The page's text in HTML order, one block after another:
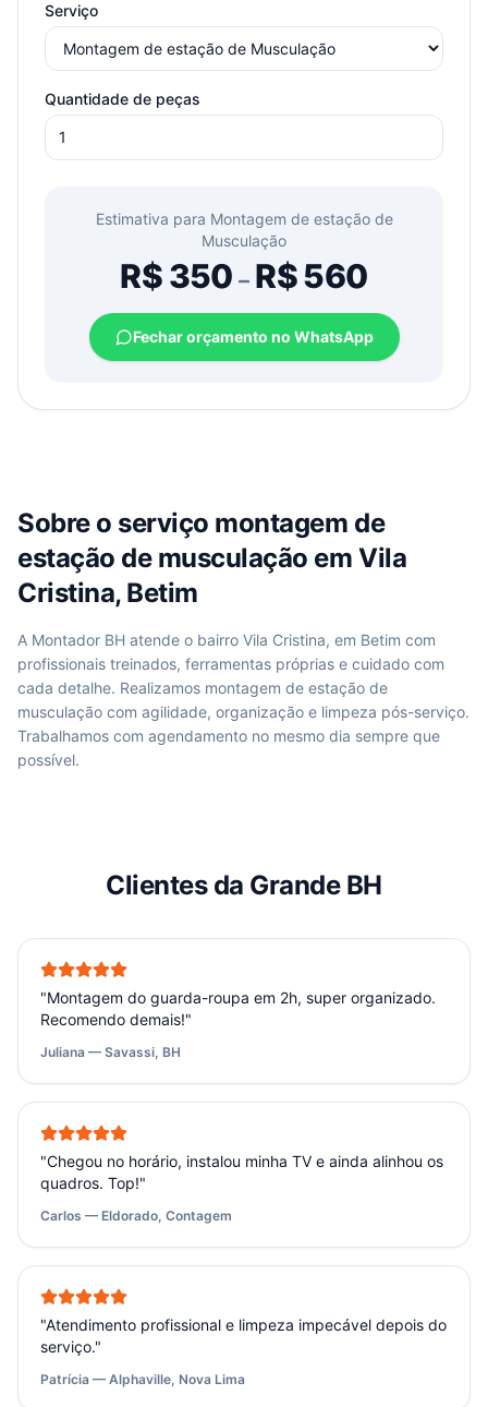
Serviço
Quantidade de peças
Estimativa para Montagem de estação de
Musculação
R$350 –R$560
Fechar orçamento no WhatsApp
Sobre o serviço montagem de
estação de musculação emVila
Cristina, Betim
A Montador BH atende o bairro Vila Cristina, em Betim com
profissionais treinados, ferramentas próprias e cuidado com
cada detalhe. Realizamos montagem de estação de
musculação com agilidade, organização e limpeza pós-serviço.
Trabalhamos com agendamento no mesmo dia sempre que
possível.
Clientes da Grande BH
"Montagem do guarda-roupa em 2h, super organizado.
Recomendo demais!"
Juliana — Savassi, BH
"Chegou no horário, instalou minha TV e ainda alinhou os
quadros. Top!"
Carlos — Eldorado, Contagem
"Atendimento profissional e limpeza impecável depois do
serviço."
Patrícia — Alphaville, Nova Lima